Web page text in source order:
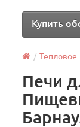
Купить
Тепловое
Печи